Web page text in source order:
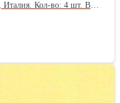
Италия. Кол-во: 4 шт. В